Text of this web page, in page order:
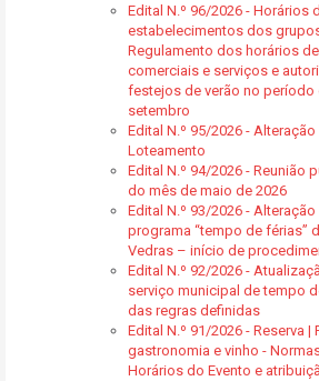
Edital N.º 96/2026 -
estabelecimentos dos
Regulamento dos horários
comerciais e serviços e
festejos de verão no período
setembro
Edital N.º 95/2026 -
Loteamento
Edital N.º 94/2026 - Reunião
do mês de maio de 2026
Edital N.º 93/2026 -
programa “tempo de férias”
Vedras – início de
Edital N.º 92/2026 -
serviço municipal de tempo
das regras definidas
Edital N.º 91/2026 - Reserva
gastronomia e vinho -
Horários do Evento e